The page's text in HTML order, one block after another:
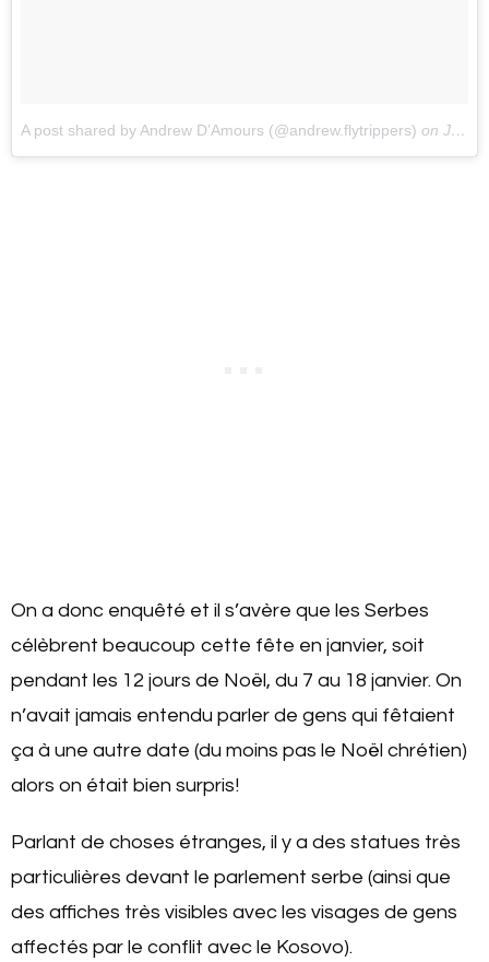
A post shared by Andrew D’Amours (@andrew.flytrippers) on Jan 23, 2018 at 2:29pm PST
On a donc enquêté et il s’avère que les Serbes
célèbrent beaucoup cette fête en janvier, soit
pendant les 12 jours de Noël, du 7 au 18 janvier. On
n’avait jamais entendu parler de gens qui fêtaient
ça à une autre date (du moins pas le Noël chrétien)
alors on était bien surpris!
Parlant de choses étranges, il y a des statues très
particulières devant le parlement serbe (ainsi que
des affiches très visibles avec les visages de gens
affectés par le conflit avec le Kosovo).